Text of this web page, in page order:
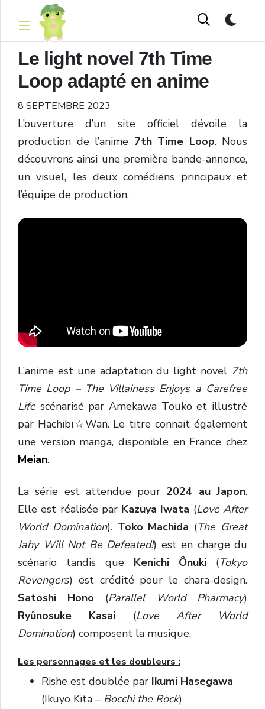
Le light novel 7th Time
Loop adapté en anime
8 SEPTEMBRE 2023
L’ouverture d’un site officiel dévoile la
production de l’anime 7th Time Loop. Nous
découvrons ainsi une première bande-annonce,
un visuel, les deux comédiens principaux et
l’équipe de production.
L’anime est une adaptation du light novel 7th
Time Loop – The Villainess Enjoys a Carefree
Lifescénarisé par Amekawa Touko et illustré
par Hachibi☆Wan. Le titre connait également
une version manga, disponible en France chez
Meian.
La série est attendue pour 2024 au Japon.
Elle est réalisée par Kazuya Iwata (Love After
World Domination). Toko Machida (The Great
Jahy Will Not Be Defeated!) est en charge du
scénario tandis que Kenichi Ônuki (Tokyo
Revengers) est crédité pour le chara-design.
Satoshi Hono (Parallel World Pharmacy)
Ryûnosuke Kasai (Love After World
Domination) composent la musique.
Les personnages et les doubleurs :
Rishe est doublée par Ikumi Hasegawa
(Ikuyo Kita – Bocchi the Rock)